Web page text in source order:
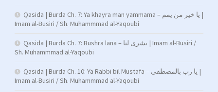
Qasida | Burda Ch. 7: Ya khayra man yammama – يا خير من يمم |
Imam al-Busiri / Sh. Muhammmad al-Yaqoubi
Qasida | Burda Ch. 7: Bushra lana – بشرى لنا | Imam al-Busiri /
Sh. Muhammmad al-Yaqoubi
Qasida | Burda Ch. 10: Ya Rabbi bil Mustafa – يا رب بالمصطفى |
Imam al-Busiri / Sh. Muhammmad al-Yaqoubi